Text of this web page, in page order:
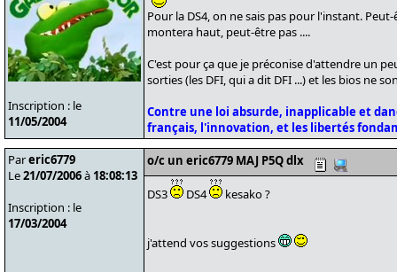
Inscription : le
11/05/2004
Pour la DS4, on ne sais pas pour l'instant.
montera haut, peut-être pas ....
C'est pour ça que je préconise d'attendre un
sorties (les DFI, qui a dit DFI ...) et les bios ne
Contre une loi absurde, inapplicable et
français, l'innovation, et les libertés
Pareric6779
Le21/07/2006à 18:08:13
Inscription : le
17/03/2004
o/c un eric6779 MAJ P5Q dlx
DS3 DS4 kesako ?
j'attend vos suggestions